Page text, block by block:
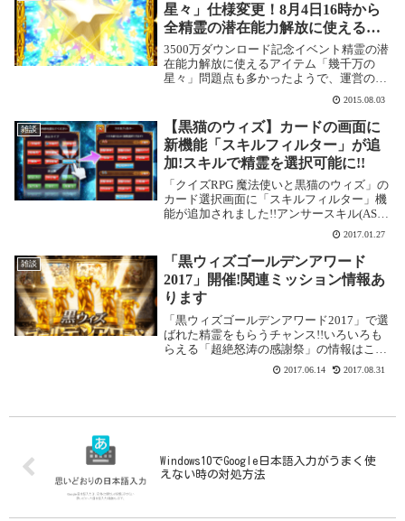
星々」仕様変更！8月4日16時から
全精霊の潜在能力解放に使えるよ
うになります！ありがとう！！
3500万ダウンロード記念イベント精霊の潜
在能力解放に使えるアイテム「幾千万の
星々」問題点も多かったようで、運営の皆
様、いつもお疲れ様です。潜在能力解放ア
イテム「幾千万の星々」とは3500万ダウン
ロード記念イベントでもらえる限定精霊
「サーシ...
2015.08.03
雑談
【黒猫のウィズ】カードの画面に
新機能「スキルフィルター」が追
加!スキルで精霊を選択可能に!!
「クイズRPG 魔法使いと黒猫のウィズ」の
カード選択画面に「スキルフィルター」機
能が追加されました!!アンサースキル(AS)
とスペシャルスキル(SS)それぞれで絞り込
んで精霊を表示させることが出来ます。
「スキルフィルター」機能とはカードの
表...
2017.01.27
雑談
「黒ウィズゴールデンアワード
2017」開催!関連ミッション情報あ
ります
「黒ウィズゴールデンアワード2017」で選
ばれた精霊をもらうチャンス!!いろいろも
らえる「超絶怒涛の感謝祭」の情報はこち
ら魔法使いと黒猫のウィズで「黒ウィズゴ
ールデンアワード2017」が始まりました。
2017.06.14 2017.08.31
Windows10でGoogle日本語入力がうまく使
えない時の対処方法